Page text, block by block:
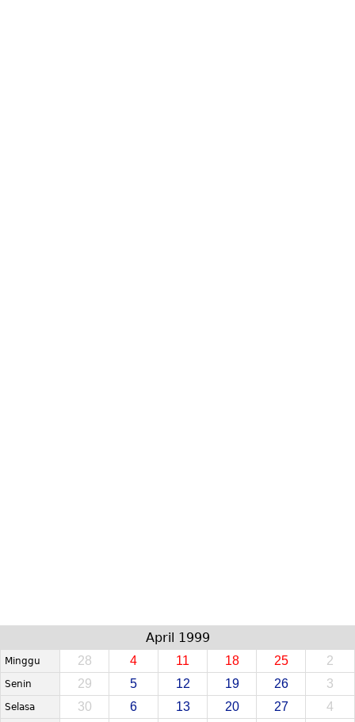
April 1999
Minggu 28 4 11 18 25 2
Senin 29 5 12 19 26 3
Selasa 30 6 13 20 27 4